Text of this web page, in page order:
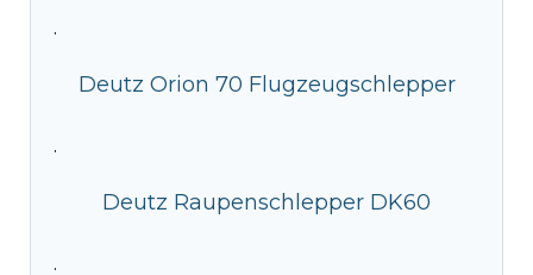
·
Deutz Orion 70 Flugzeugschlepper
·
Deutz Raupenschlepper DK60
·